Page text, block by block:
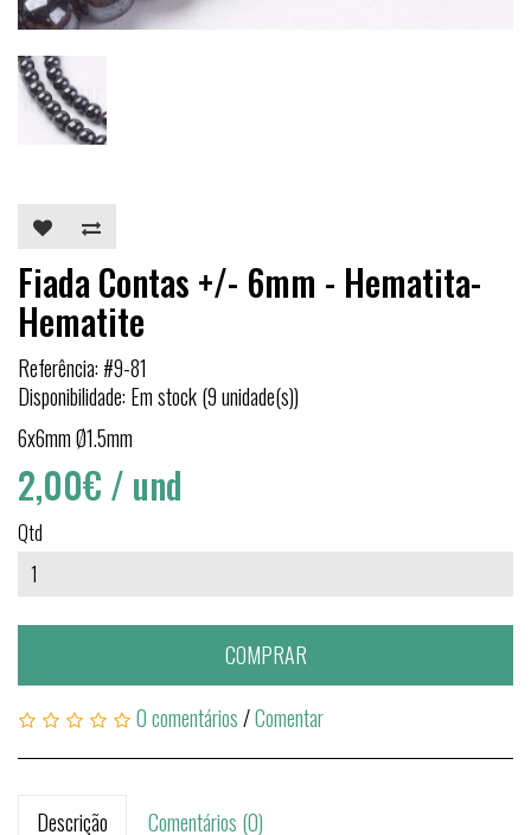
Fiada Contas +/- 6mm - Hematita-
Hematite
Referência: #9-81
Disponibilidade: Em stock (9 unidade(s))
6x6mm Ø1.5mm
2,00€ / und
Qtd
COMPRAR
0 comentários/Comentar
Descrição Comentários (0)